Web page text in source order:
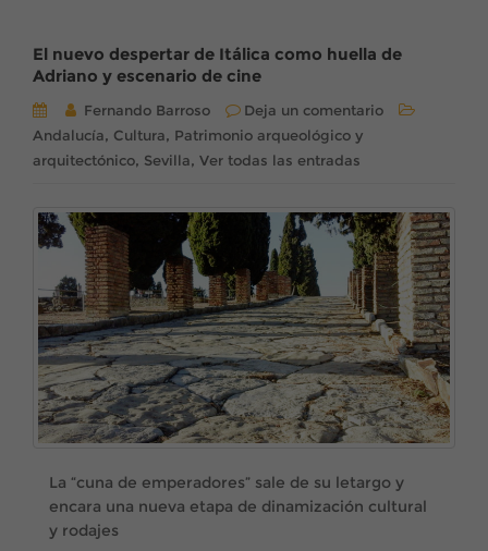
El nuevo despertar de Itálica como huella de
Adriano y escenario de cine
Fernando Barroso
Deja un comentario
Andalucía, Cultura, Patrimonio arqueológico y
arquitectónico, Sevilla, Ver todas las entradas
La “cuna de emperadores” sale de su letargo y
encara una nueva etapa de dinamización cultural
y rodajes